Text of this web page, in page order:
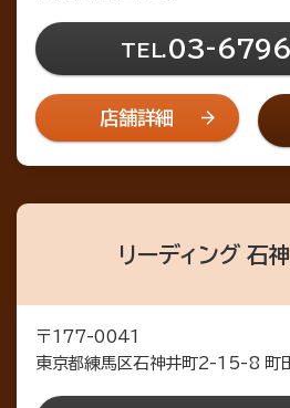
TEL.03-
店舗詳細
リーディング 石
〒177-0041
東京都練馬区石神井町2-15-8 町